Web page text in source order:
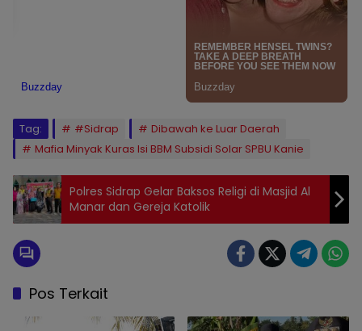
Tag: #Sidrap
Dibawah ke Luar Daerah
Mafia Minyak Kuras Isi BBM Subsidi Solar SPBU Kanie
Polres Sidrap Gelar Baksos Religi di Masjid Al
Manar dan Gereja Katolik
Pos Terkait